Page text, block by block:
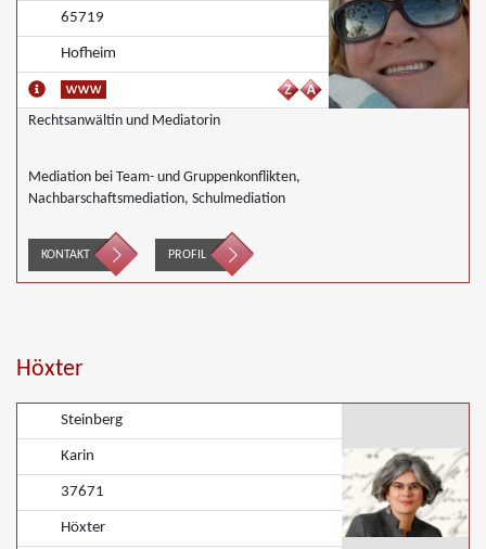
65719
Hofheim
Rechtsanwältin und Mediatorin
Mediation bei Team- und Gruppenkonflikten,
Nachbarschaftsmediation, Schulmediation
KONTAKT PROFIL
Höxter
Steinberg
Karin
37671
Höxter